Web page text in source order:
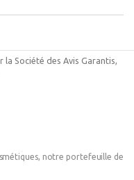
Société des Avis Garantis,
notre portefeuille de